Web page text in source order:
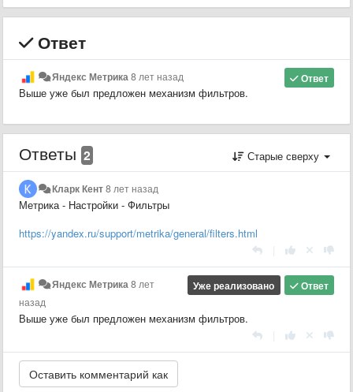
Ответ
Ответ
Яндекс Метрика 8 лет назад
Выше уже был предложен механизм фильтров.
Ответы 2 Старые сверху
Кларк Кент8 лет назад
Метрика - Настройки - Фильтры
https://yandex.ru/support/metrika/general/filters.html
Ответ
Уже реализовано
Яндекс Метрика 8 лет
назад
Выше уже был предложен механизм фильтров.